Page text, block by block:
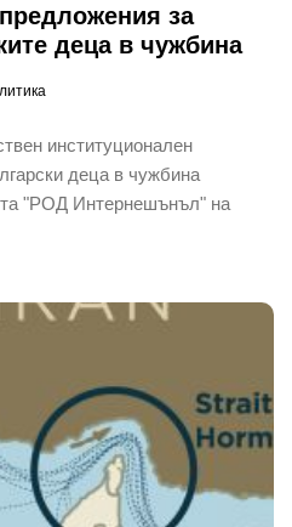
за
деца в чужбина
институционален
деца в чужбина
"РОД Интернешънъл" на